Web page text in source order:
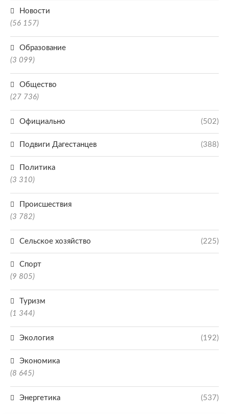
Новости
(56 157)
Образование
(3 099)
Общество
(27 736)
Официально (502)
Подвиги Дагестанцев (388)
Политика
(3 310)
Происшествия
(3 782)
Сельское хозяйство (225)
Спорт
(9 805)
Туризм
(1 344)
Экология (192)
Экономика
(8 645)
Энергетика (537)